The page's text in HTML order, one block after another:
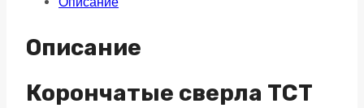
weldon
Описание
Корончатые сверла TCT